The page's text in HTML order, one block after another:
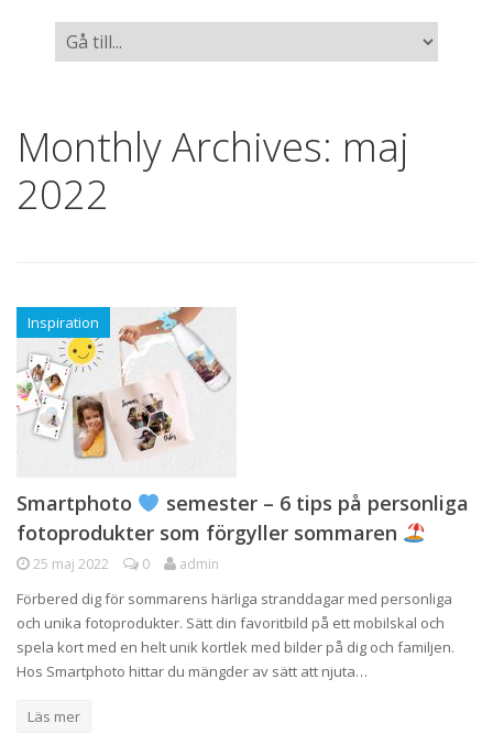
Monthly Archives: maj
2022
Inspiration
Smartphoto
semester – 6 tips på personliga
fotoprodukter som förgyller sommaren
25 maj 2022 0 admin
Förbered dig för sommarens härliga stranddagar med personliga
och unika fotoprodukter. Sätt din favoritbild på ett mobilskal och
spela kort med en helt unik kortlek med bilder på dig och familjen.
Hos Smartphoto hittar du mängder av sätt att njuta…
Läs mer